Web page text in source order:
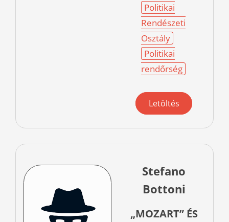
Politikai
Rendészeti
Osztály
Politikai
rendőrség
Letöltés
Stefano
Bottoni
„MOZART” ÉS